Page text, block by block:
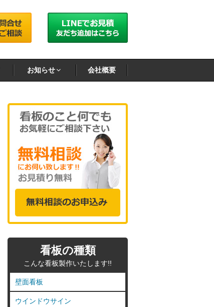
お知らせ 会社概要
看板の種類
こんな看板製作いたします!!
壁面看板
ウインドウサイン